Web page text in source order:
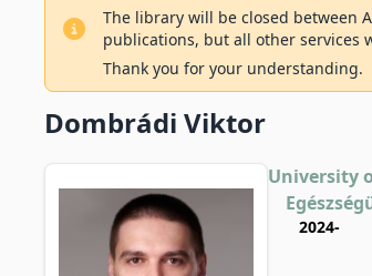
The library will be closed between
publications, but all other services
Thank you for your understanding.
Dombrádi Viktor
University
2024-